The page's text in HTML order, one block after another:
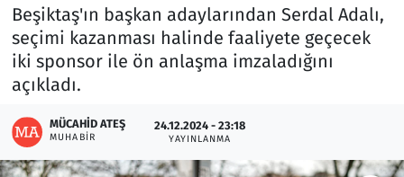
Beşiktaş'ın başkan adaylarından Serdal Adalı,
seçimi kazanması halinde faaliyete geçecek
iki sponsor ile ön anlaşma imzaladığını
açıkladı.
MÜCAHID ATEŞ
MUHABIR
24.12.2024 - 23:18
YAYINLANMA
Lezzet Durağı
Memur ve Kamu
Otomobil
Oyun